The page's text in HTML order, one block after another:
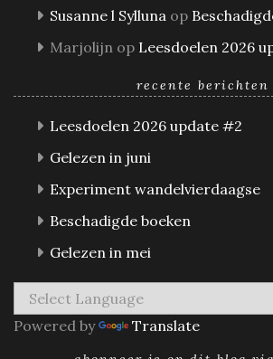
Susanne l Sylluna op
Marjolijn op Leesdoelen 2026
recente berichten
Leesdoelen 2026 update #2
Gelezen in juni
Experiment wandelvierdaagse
Beschadigde boeken
Gelezen in mei
Powered by Translate